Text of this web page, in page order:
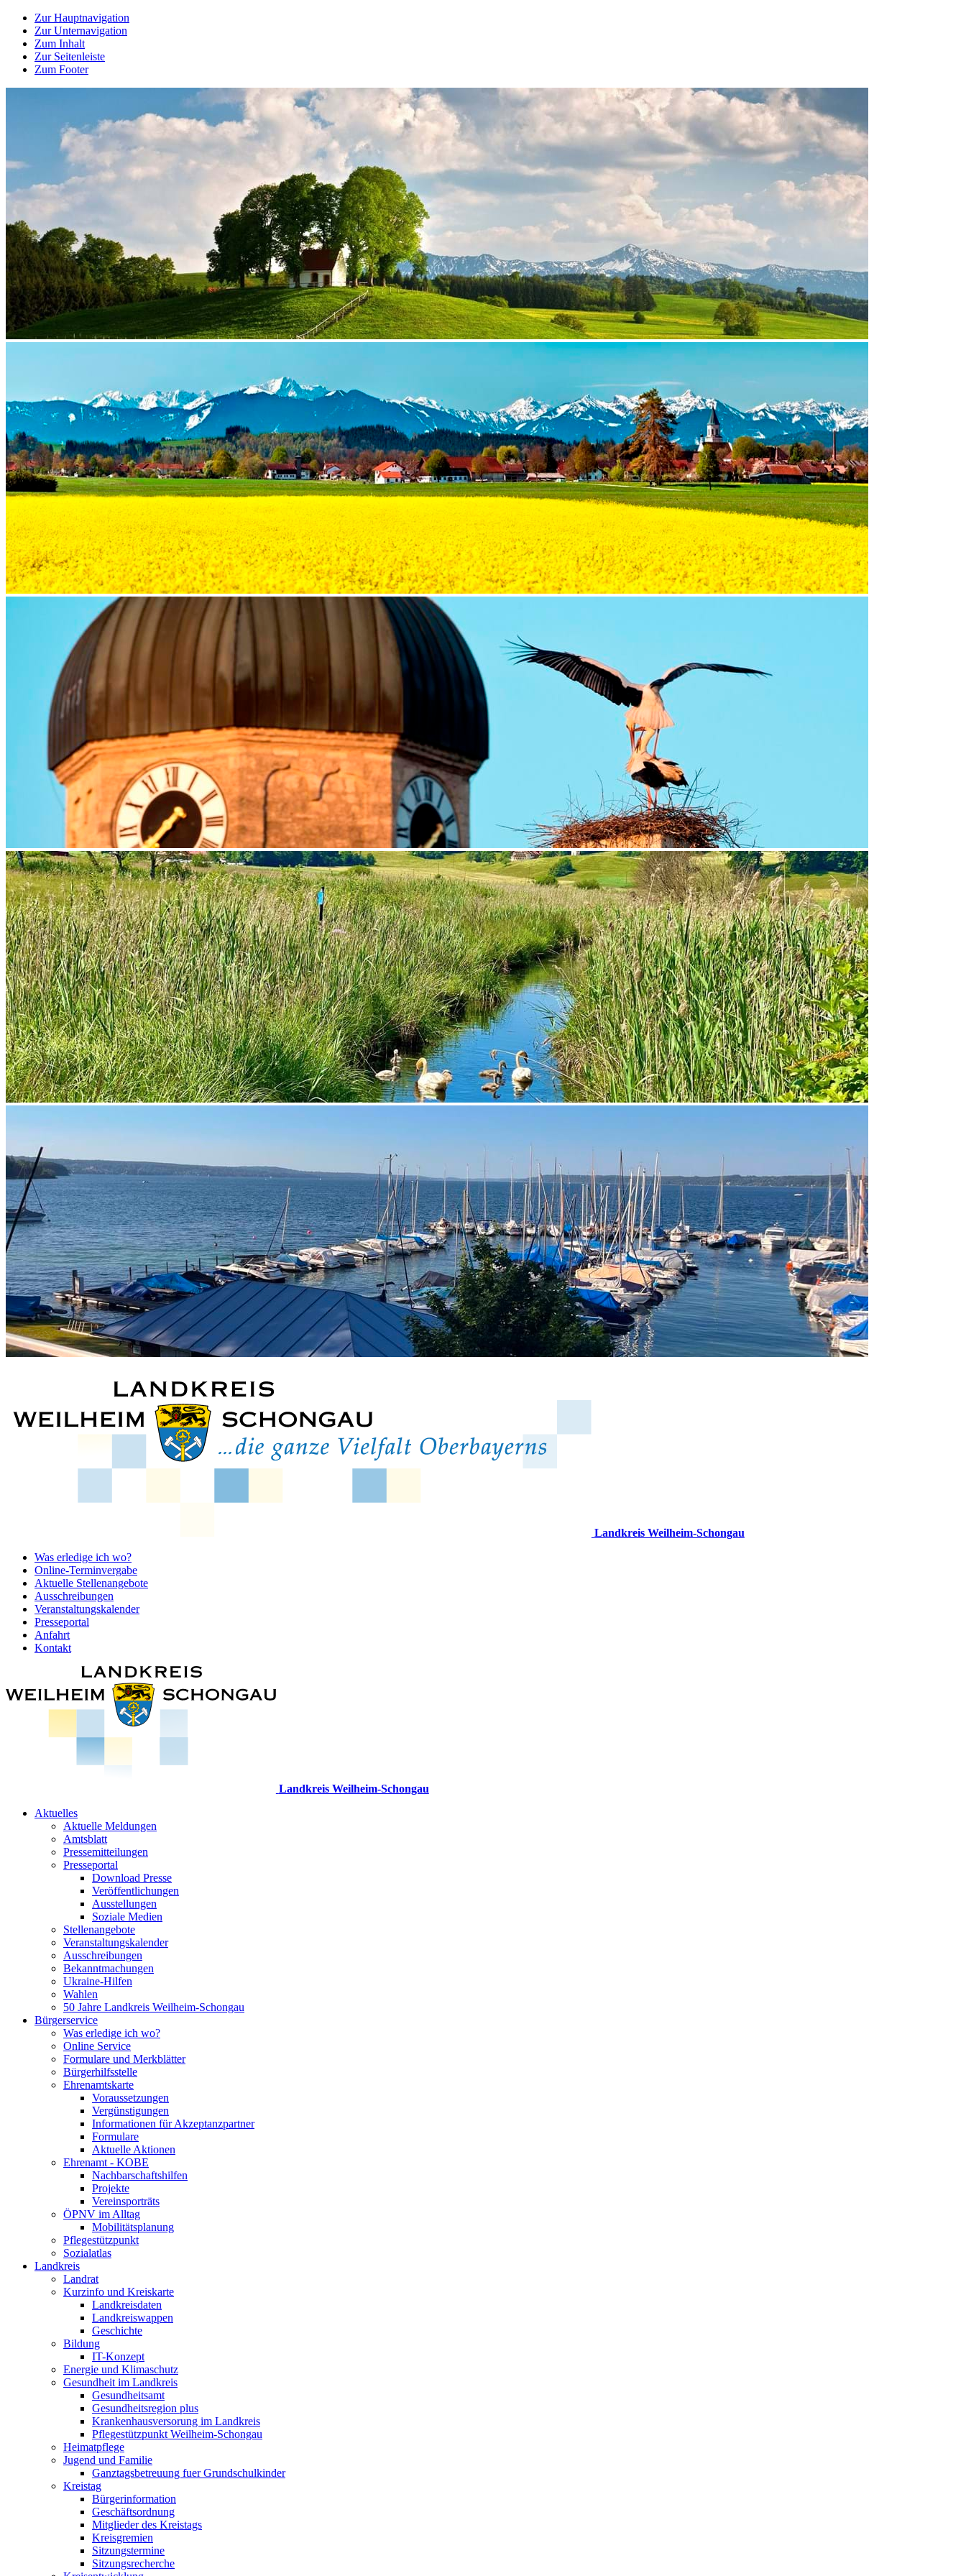
Zur Hauptnavigation
Zur Unternavigation
Zum Inhalt
Zur Seitenleiste
Zum Footer
Landkreis Weilheim-Schongau
Was erledige ich wo?
Online-Terminvergabe
Aktuelle Stellenangebote
Ausschreibungen
Veranstaltungskalender
Presseportal
Anfahrt
Kontakt
Landkreis Weilheim-Schongau
Aktuelles
Aktuelle Meldungen
Amtsblatt
Pressemitteilungen
Presseportal
Download Presse
Veröffentlichungen
Ausstellungen
Soziale Medien
Stellenangebote
Veranstaltungskalender
Ausschreibungen
Bekanntmachungen
Ukraine-Hilfen
Wahlen
50 Jahre Landkreis Weilheim-Schongau
Bürgerservice
Was erledige ich wo?
Online Service
Formulare und Merkblätter
Bürgerhilfsstelle
Ehrenamtskarte
Voraussetzungen
Vergünstigungen
Informationen für Akzeptanzpartner
Formulare
Aktuelle Aktionen
Ehrenamt - KOBE
Nachbarschaftshilfen
Projekte
Vereinsporträts
ÖPNV im Alltag
Mobilitätsplanung
Pflegestützpunkt
Sozialatlas
Landkreis
Landrat
Kurzinfo und Kreiskarte
Landkreisdaten
Landkreiswappen
Geschichte
Bildung
IT-Konzept
Energie und Klimaschutz
Gesundheit im Landkreis
Gesundheitsamt
Gesundheitsregion plus
Krankenhausversorung im Landkreis
Pflegestützpunkt Weilheim-Schongau
Heimatpflege
Jugend und Familie
Ganztagsbetreuung fuer Grundschulkinder
Kreistag
Bürgerinformation
Geschäftsordnung
Mitglieder des Kreistags
Kreisgremien
Sitzungstermine
Sitzungsrecherche